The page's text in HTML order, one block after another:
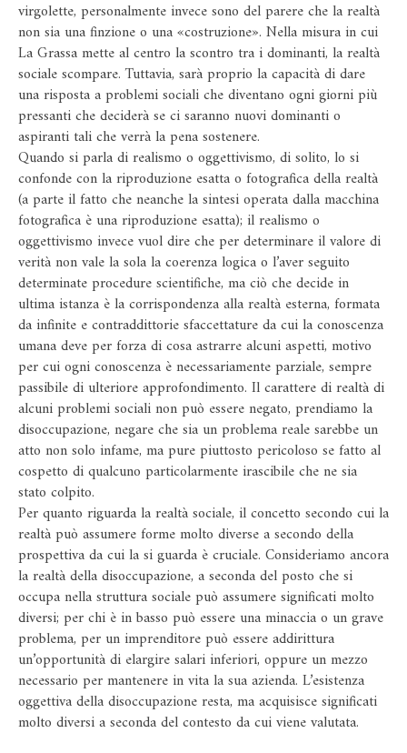
virgolette, personalmente invece sono del parere che la realtà
non sia una finzione o una «costruzione». Nella misura in cui
La Grassa mette al centro la scontro tra i dominanti, la realtà
sociale scompare. Tuttavia, sarà proprio la capacità di dare
una risposta a problemi sociali che diventano ogni giorni più
pressanti che deciderà se ci saranno nuovi dominanti o
aspiranti tali che verrà la pena sostenere.
Quando si parla di realismo o oggettivismo, di solito, lo si
confonde con la riproduzione esatta o fotografica della realtà
(a parte il fatto che neanche la sintesi operata dalla macchina
fotografica è una riproduzione esatta); il realismo o
oggettivismo invece vuol dire che per determinare il valore di
verità non vale la sola la coerenza logica o l’aver seguito
determinate procedure scientifiche, ma ciò che decide in
ultima istanza è la corrispondenza alla realtà esterna, formata
da infinite e contraddittorie sfaccettature da cui la conoscenza
umana deve per forza di cosa astrarre alcuni aspetti, motivo
per cui ogni conoscenza è necessariamente parziale, sempre
passibile di ulteriore approfondimento. Il carattere di realtà di
alcuni problemi sociali non può essere negato, prendiamo la
disoccupazione, negare che sia un problema reale sarebbe un
atto non solo infame, ma pure piuttosto pericoloso se fatto al
cospetto di qualcuno particolarmente irascibile che ne sia
stato colpito.
Per quanto riguarda la realtà sociale, il concetto secondo cui la
realtà può assumere forme molto diverse a secondo della
prospettiva da cui la si guarda è cruciale. Consideriamo ancora
la realtà della disoccupazione, a seconda del posto che si
occupa nella struttura sociale può assumere significati molto
diversi; per chi è in basso può essere una minaccia o un grave
problema, per un imprenditore può essere addirittura
un’opportunità di elargire salari inferiori, oppure un mezzo
necessario per mantenere in vita la sua azienda. L’esistenza
oggettiva della disoccupazione resta, ma acquisisce significati
molto diversi a seconda del contesto da cui viene valutata.